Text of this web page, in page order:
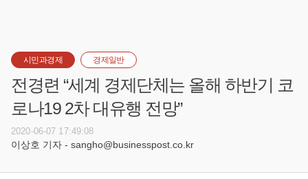
시민과경제 경제일반
전경련 “세계 경제단체는 올해 하반기 코
로나19 2차 대유행 전망”
2020-06-07 17:49:08
이상호 기자 - sangho@businesspost.co.kr